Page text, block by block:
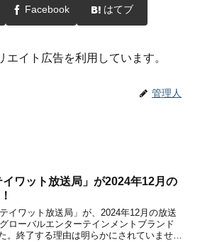
Facebook はてブ
エイト広告を利用しています。
管理人
ワット放送局」が2024年12月の
イワット放送局」が、2024年12月の放送
ローバルエンターテインメントブランド
。終了する理由は明らかにされていませ